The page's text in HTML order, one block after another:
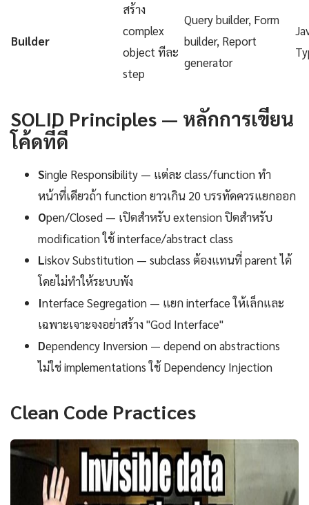
Builder
สร้าง
complex
object ทีละ
step
Query builder, Form
builder, Report
generator
SOLID Principles — หลักการเขียน
โค้ดที่ดี
Single Responsibility — แต่ละ class/function ทำ
หน้าที่เดียวถ้า function ยาวเกิน 20 บรรทัดควรแยกออก
Open/Closed — เปิดสำหรับ extension ปิดสำหรับ
modification ใช้ interface/abstract class
Liskov Substitution — subclass ต้องแทนที่ parent ได้
โดยไม่ทำให้ระบบพัง
Interface Segregation — แยก interface ให้เล็กและ
เฉพาะเจาะจงอย่าสร้าง "God Interface"
Dependency Inversion — depend on abstractions
ไม่ใช่ implementations ใช้ Dependency Injection
Clean Code Practices